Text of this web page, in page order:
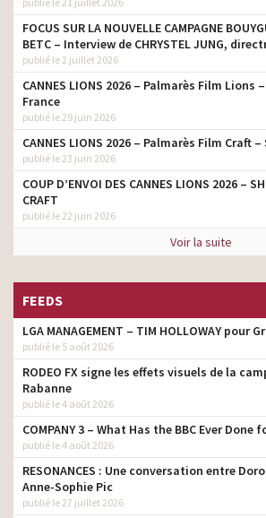
FOCUS SUR LA NOUVELLE CAMPAGNE
BETC – Interview de CHRYSTEL JUNG,
publié le 2 juillet 2026
CANNES LIONS 2026 – Palmarès Film Lions
France
publié le 29 juin 2026
CANNES LIONS 2026 – Palmarès Film Craft
publié le 23 juin 2026
COUP D’ENVOI DES CANNES LIONS 2026 –
CRAFT
publié le 22 juin 2026
Voir la suite
FEEDS
LGA MANAGEMENT – TIM HOLLOWAY pour
publié le 5 août 2026
RODEO FX signe les effets visuels de la
Rabanne
publié le 4 août 2026
COMPANY 3 – What Has the BBC Ever Done
publié le 4 août 2026
RESONANCES : Une conversation entre
Anne-Sophie Pic
publié le 27 juillet 2026